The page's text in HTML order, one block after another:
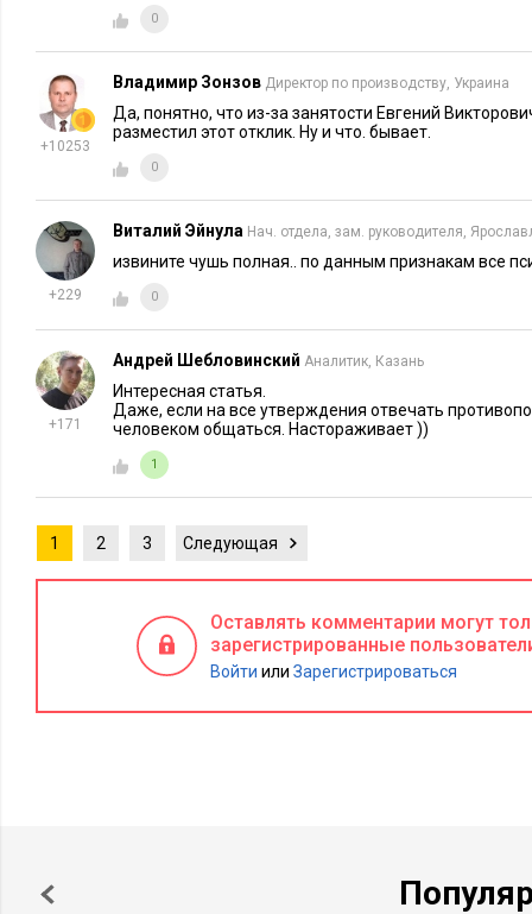
0
+10253
Владимир Зонзов Директор по производству, Украина
Да, понятно, что из-за занятости Евгений
разместил этот отклик. Ну и что. бывает.
0
+229
Виталий Эйнула Нач. отдела, зам. руководителя,
извините чушь полная.. по данным признакам все
0
+171
Андрей Шебловинский Аналитик, Казань
Интересная статья.
Даже, если на все утверждения отвечать
человеком общаться. Настораживает ))
1
1 2 3 Следующая
Оставлять комментарии могут
зарегистрированные
Войти или Зарегистрироваться